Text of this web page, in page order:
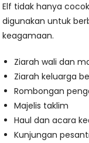
Elf tidak hanya
digunakan untuk
keagamaan.
Ziarah wali dan
Ziarah keluarga
Rombongan
Majelis taklim
Haul dan acara
Kunjungan